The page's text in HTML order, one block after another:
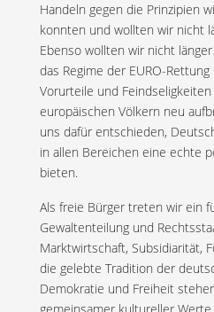
Handeln gegen die Prinzipien
konnten und wollten wir nicht
Ebenso wollten wir nicht
das Regime der EURO-
Vorurteile und
europäischen Völkern neu
uns dafür entschieden,
in allen Bereichen eine echte
bieten.
Als freie Bürger treten wir ein
Gewaltenteilung und
Marktwirtschaft, Subsidiarität,
die gelebte Tradition der
Demokratie und Freiheit